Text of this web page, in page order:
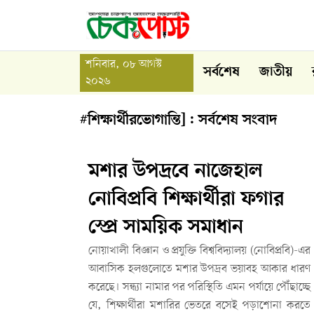
শনিবার, ০৮ আগস্ট
২০২৬
সর্বশেষ জাতীয়
#শিক্ষার্থীরভোগান্তি] : সর্বশেষ সংবাদ
মশার উপদ্রবে নাজেহাল
নোবিপ্রবি শিক্ষার্থীরা ফগার
স্প্রে সাময়িক সমাধান
নোয়াখালী বিজ্ঞান ও প্রযুক্তি বিশ্ববিদ্যালয় (নোবিপ্রবি)-এর
আবাসিক হলগুলোতে মশার উপদ্রব ভয়াবহ আকার ধারণ
করেছে। সন্ধ্যা নামার পর পরিস্থিতি এমন পর্যায়ে পৌঁছাচ্ছে
যে, শিক্ষার্থীরা মশারির ভেতরে বসেই পড়াশোনা করতে